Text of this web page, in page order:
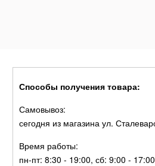
Способы получения товара:
Самовывоз:
сегодня из магазина ул.
Время работы:
пн-пт: 8:30 - 19:00, сб: 9:00 -